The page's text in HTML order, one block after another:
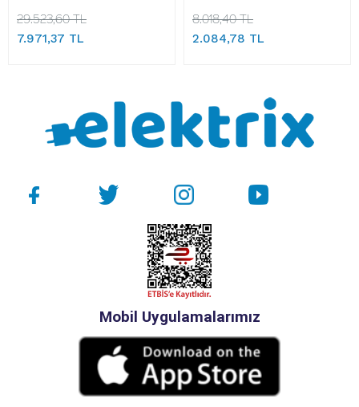
29.523,60 TL
7.971,37 TL
8.018,40 TL
2.084,78 TL
Mobil Uygulamalarımız